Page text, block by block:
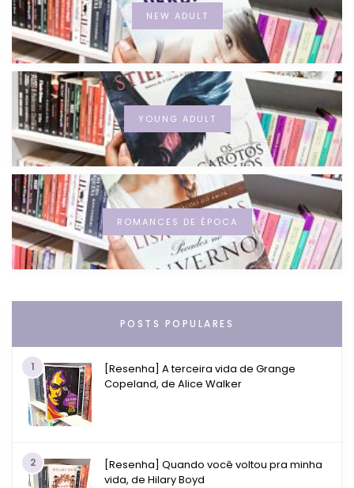
NEW ADULT
YOUNG ADULT
ROMANCES DE ÉPOCA
POSTS POPULARES
1
[Resenha] A terceira vida de Grange
Copeland, de Alice Walker
2
[Resenha] Quando você voltou pra minha
vida, de Hilary Boyd